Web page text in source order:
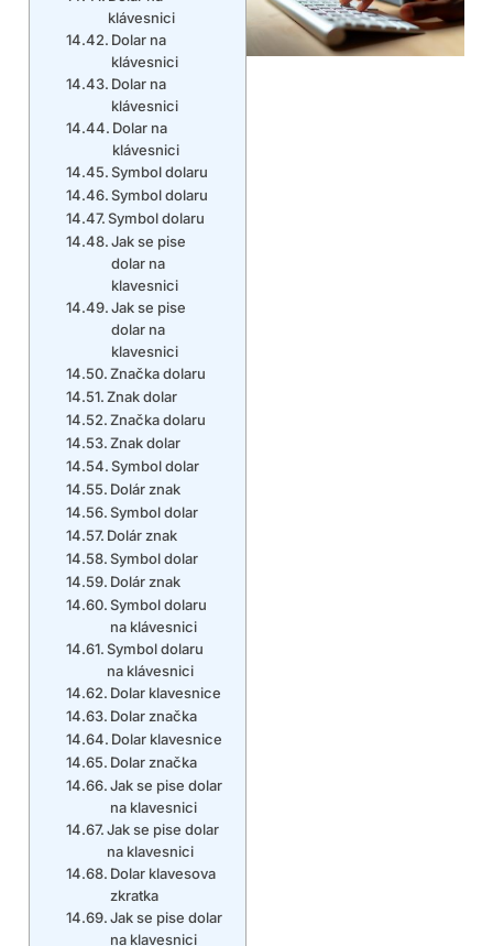
klávesnici
Dolar na
klávesnici
Dolar na
klávesnici
Dolar na
klávesnici
Symbol dolaru
Symbol dolaru
Symbol dolaru
Jak se pise
dolar na
klavesnici
Jak se pise
dolar na
klavesnici
Značka dolaru
Znak dolar
Značka dolaru
Znak dolar
Symbol dolar
Dolár znak
Symbol dolar
Dolár znak
Symbol dolar
Dolár znak
Symbol dolaru
na klávesnici
Symbol dolaru
na klávesnici
Dolar klavesnice
Dolar značka
Dolar klavesnice
Dolar značka
Jak se pise dolar
na klavesnici
Jak se pise dolar
na klavesnici
Dolar klavesova
zkratka
Jak se pise dolar
na klavesnici